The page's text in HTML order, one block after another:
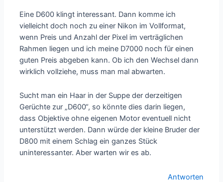
Eine D600 klingt interessant. Dann komme ich
vielleicht doch noch zu einer Nikon im Vollformat,
wenn Preis und Anzahl der Pixel im verträglichen
Rahmen liegen und ich meine D7000 noch für einen
guten Preis abgeben kann. Ob ich den Wechsel dann
wirklich vollziehe, muss man mal abwarten.
Sucht man ein Haar in der Suppe der derzeitigen
Gerüchte zur „D600“, so könnte dies darin liegen,
dass Objektive ohne eigenen Motor eventuell nicht
unterstützt werden. Dann würde der kleine Bruder der
D800 mit einem Schlag ein ganzes Stück
uninteressanter. Aber warten wir es ab.
Antworten